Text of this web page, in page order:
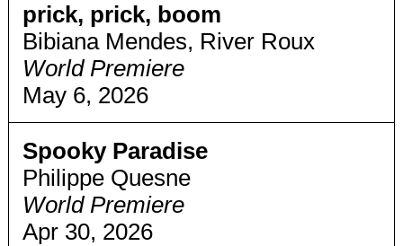
prick, prick, boom
Bibiana Mendes, River Roux
World Premiere
May 6, 2026
Spooky Paradise
Philippe Quesne
World Premiere
Apr 30, 2026